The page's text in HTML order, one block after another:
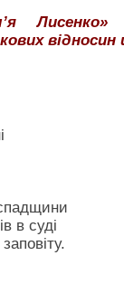
Лисенко»
в суді